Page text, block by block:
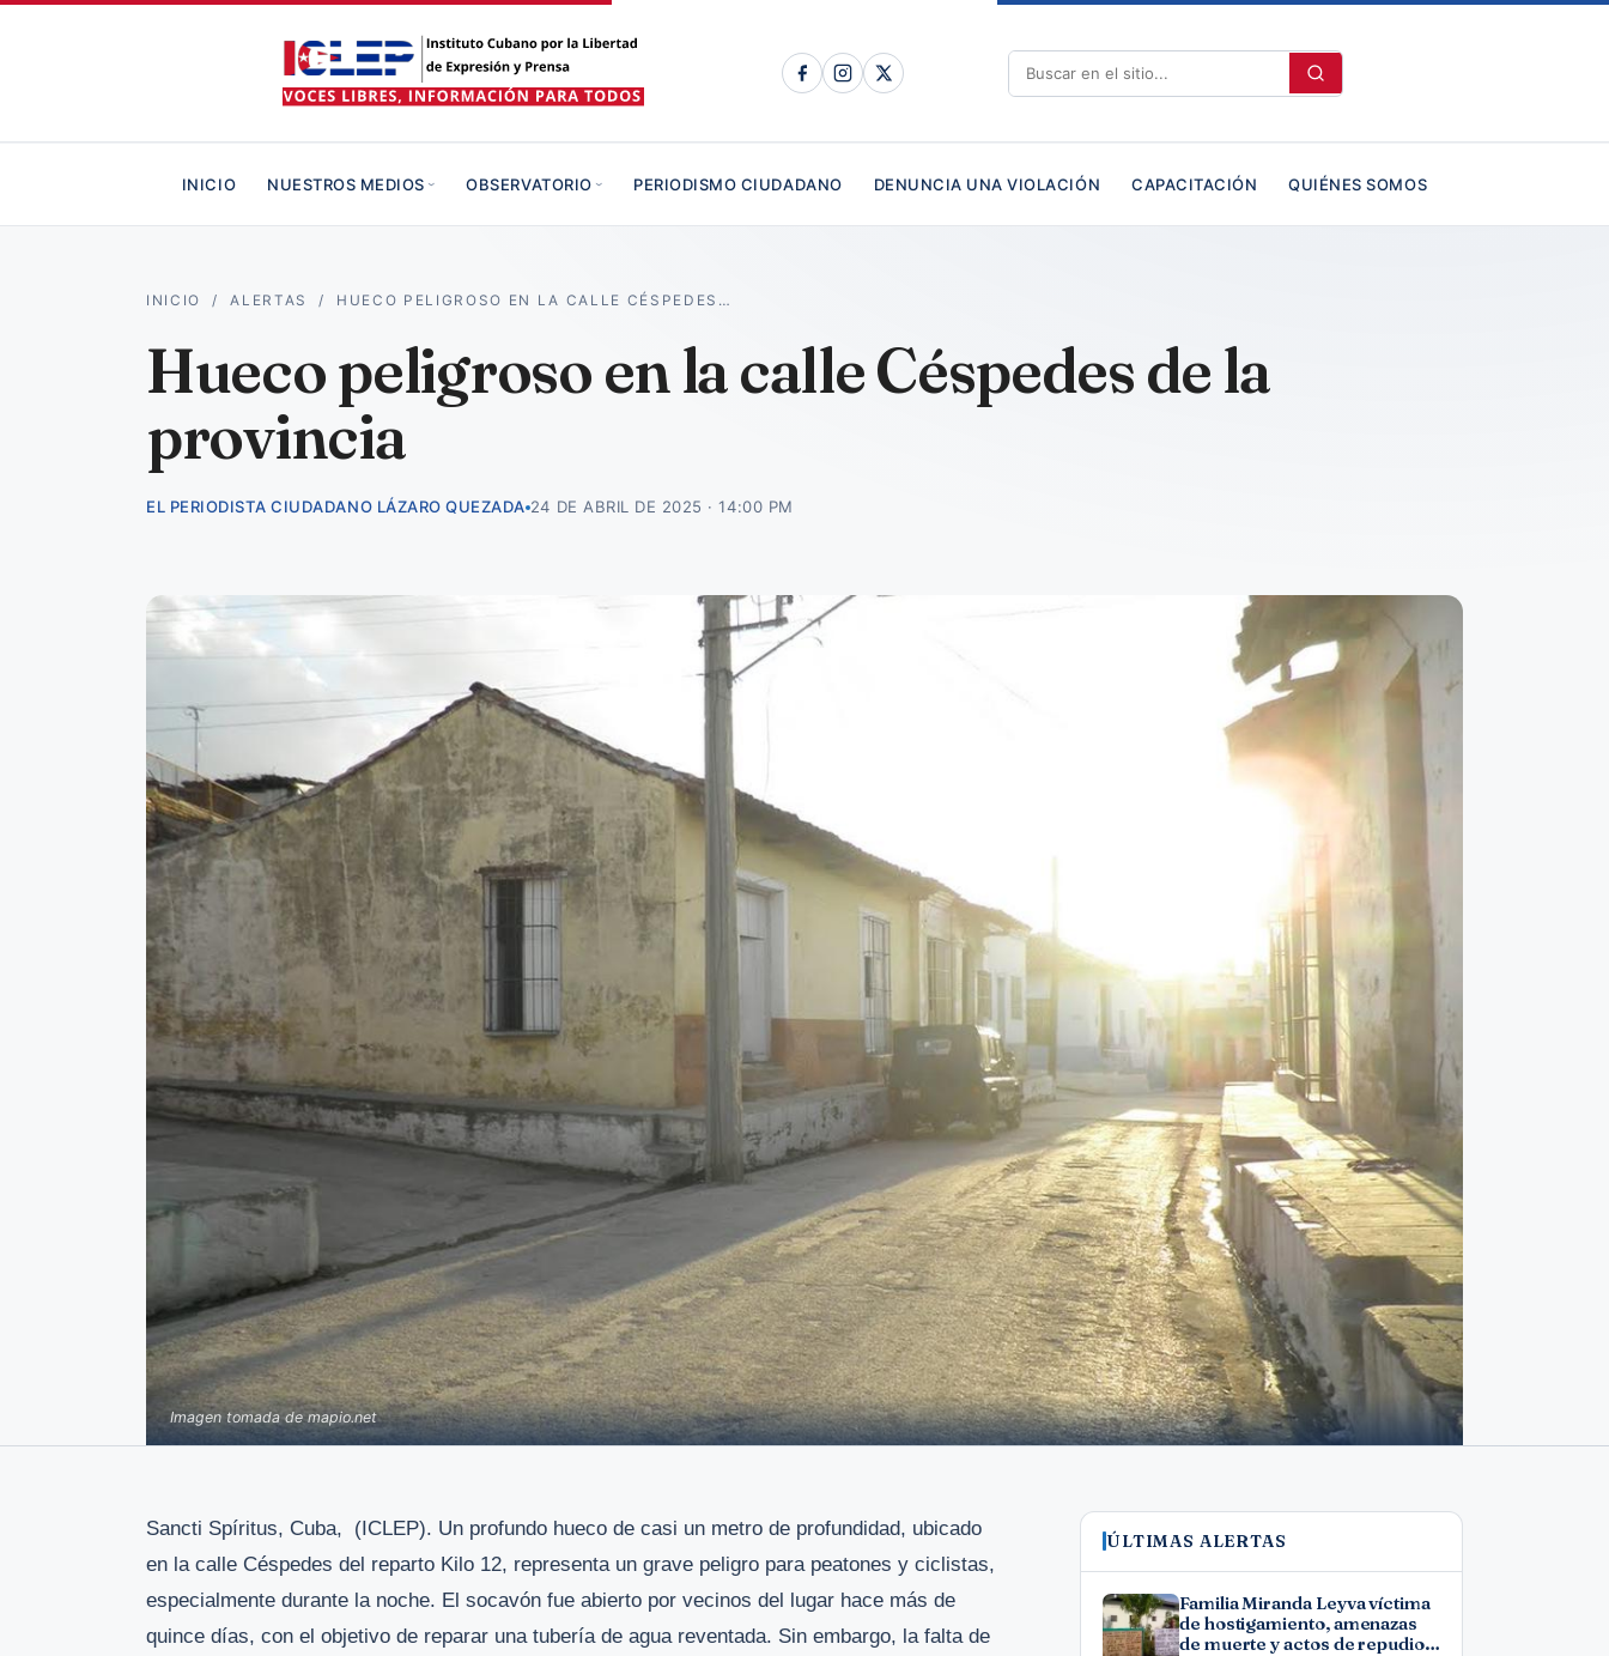
INICIO NUESTROS MEDIOS OBSERVATORIO PERIODISMO CIUDADANO DENUNCIA UNA VIOLACIÓN CAPACITACIÓN QUIÉNES SOMOS
INICIO /ALERTAS / HUECO PELIGROSO EN LA CALLE CÉSPEDES…
Hueco peligroso en la calle Céspedes de la
provincia
EL PERIODISTA CIUDADANO LÁZARO QUEZADA 24 DE ABRIL DE 2025 · 14:00 PM
Imagen tomada de mapio.net
Sancti Spíritus, Cuba, (ICLEP). Un profundo hueco de casi un metro de profundidad, ubicado
en la calle Céspedes del reparto Kilo 12, representa un grave peligro para peatones y ciclistas,
especialmente durante la noche. El socavón fue abierto por vecinos del lugar hace más de
quince días, con el objetivo de reparar una tubería de agua reventada. Sin embargo, la falta de
ÚLTIMAS ALERTAS
Familia Miranda Leyva víctima
de hostigamiento, amenazas
de muerte y actos de repudio